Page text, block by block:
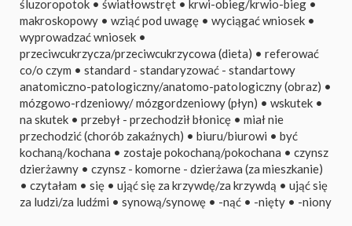
śluzoropotok • światłowstręt • krwi-obieg/krwio-bieg •
makroskopowy • wziąć pod uwagę • wyciągać wniosek •
wyprowadzać wniosek •
przeciwcukrzycza/przeciwcukrzycowa (dieta) • referować
co/o czym • standard - standaryzować - standartowy
anatomiczno-patologiczny/anatomo-patologiczny (obraz) •
mózgowo-rdzeniowy/ mózgordzeniowy (płyn) • wskutek •
na skutek • przebył - przechodził błonicę • miał nie
przechodzić (chorób zakaźnych) • biuru/biurowi • być
kochaną/kochana • zostaje pokochaną/pokochana • czynsz
dzierżawny • czynsz - komorne - dzierżawa (za mieszkanie)
• czytałam • się • ująć się za krzywdę/za krzywdą • ująć się
za ludzi/za ludźmi • synową/synowę • -nąć • -nięty • -niony